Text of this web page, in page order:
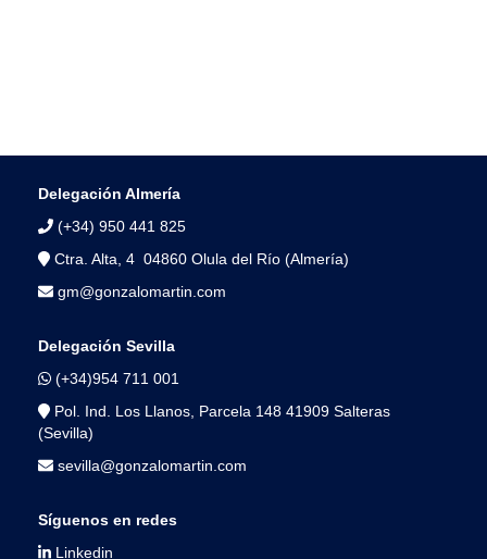
Delegación Almería
(+34) 950 441 825
Ctra. Alta, 4 04860 Olula del Río (Almería)
gm@gonzalomartin.com
Delegación Sevilla
(+34)954 711 001
Pol. Ind. Los Llanos, Parcela 148 41909 Salteras
(Sevilla)
sevilla@gonzalomartin.com
Síguenos en redes
Linkedin